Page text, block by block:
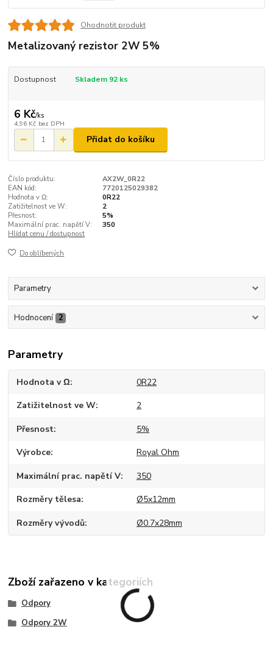
Ohodnotit produkt
Metalizovaný rezistor 2W 5%
Dostupnost Skladem 92 ks
6 Kč/ks
4,96 Kč bez DPH
Přidat do košíku
Číslo produktu:
AX2W_0R22
EAN kód:
7720125029382
Hodnota v Ω:
0R22
Zatižitelnost ve W:
2
Přesnost:
5%
Maximální prac. napětí V:
350
Hlídat cenu / dostupnost
Do oblíbených
Parametry
Hodnocení 2
Parametry
Hodnota v Ω 0R22
Zatižitelnost ve W 2
Přesnost 5%
Výrobce Royal Ohm
Maximální prac. napětí V 350
Rozměry tělesa Ø5x12mm
Rozměry vývodů Ø0.7x28mm
Zboží zařazeno v kategoriích
Odpory
Odpory 2W